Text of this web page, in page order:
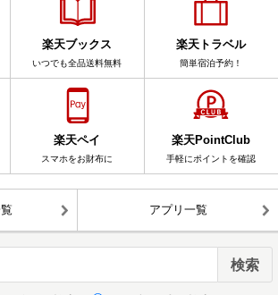
楽天ブックス
いつでも全品送料無料
楽天トラベル
簡単宿泊予約！
楽天ペイ
スマホをお財布に
楽天PointClub
手軽にポイントを確認
アプリ一覧